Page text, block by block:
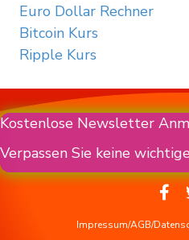
Euro Dollar Rechner
Bitcoin Kurs
Ripple Kurs
Kostenlose Newsletter
Verpassen Sie keine
Impressum/AGB/